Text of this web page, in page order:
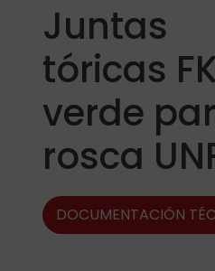
Juntas
tóricas
verde
rosca
DOCUMENTACIÓN